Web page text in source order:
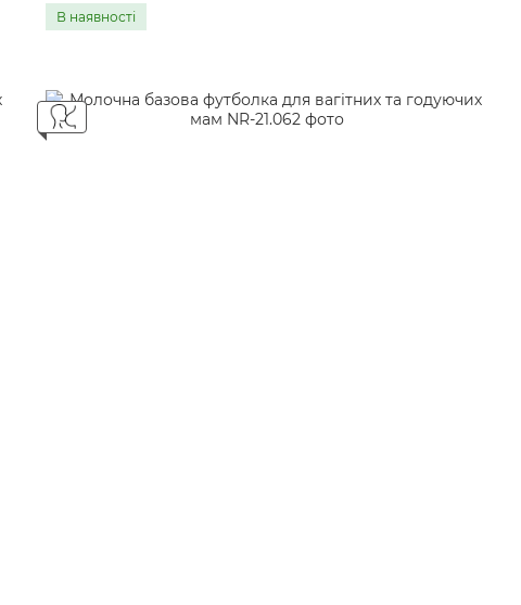
В наявності